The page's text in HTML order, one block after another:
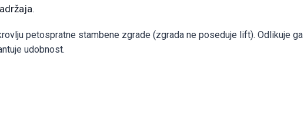
petospratne stambene zgrade (zgrada ne poseduje lift). Odlikuje ga
udobnost.